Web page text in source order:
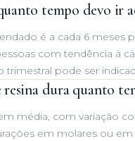
tempo devo ir
é a cada 6 meses
com tendência à
trimestral pode ser
resina dura quanto
média, com variação
em molares ou